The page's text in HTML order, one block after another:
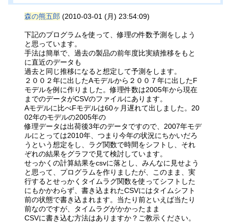
森の熊五郎 (2010-03-01 (月) 23:54:09)
下記のプログラムを使って、修理の件数予測をしよう
と思っています。
手法は簡単で、過去の製品の前年度比実績推移をもと
に直近のデータも
過去と同じ推移になると想定して予測をします。
２００２年に出したAモデルから２００７年に出したF
モデルを例に作りました。修理件数は2005年から現在
までのデータがCSVのファイルにあります。
Aモデルに比べFモデルは60ヶ月遅れて出しました。20
02年のモデルの2005年の
修理データは出荷後3年のデータですので、2007年モデ
ルにとっては2010年、つまり今年の状況にちかいだろ
うという想定をし、ラグ関数で時間をシフトし、それ
ぞれの結果をグラフで見て検討しています。
せっかくの計算結果をcsvに落とし、みんなに見せよう
と思って、プログラムを作りましたが、このまま、実
行するとせっかくタイムラグ関数を使ってシフトした
にもかかわらず、書き込まれたCSVにはタイムシフト
前の状態で書き込まれます。当たり前といえば当たり
前なのですが、タイムラグがかかったまま
CSVに書き込む方法はありますか？ご教示ください。